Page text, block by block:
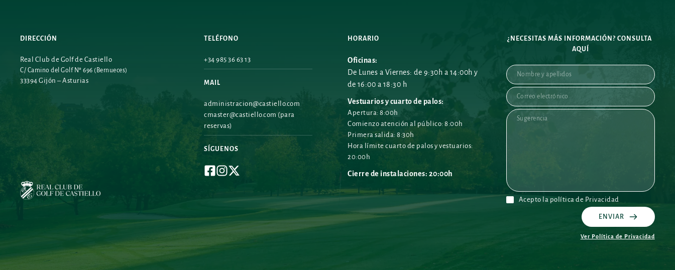
DIRECCIÓN
Real Club de Golf de Castiello
C/ Camino del Golf Nº 696 (Bernueces)
33394 Gijón – Asturias
TELÉFONO
+34 985 36 63 13
MAIL
administracion@castiello.com
cmaster@castiello.com (para
reservas)
SÍGUENOS
HORARIO
Oficinas:
De Lunes a Viernes: de 9:30h a 14:00h y
de 16:00 a 18:30 h
Vestuarios y cuarto de palos:
Apertura: 8:00h
Comienzo atención al público: 8:00h
Primera salida: 8:30h
Hora límite cuarto de palos y vestuarios:
20:00h
Cierre de instalaciones: 20:00h
¿NECESITAS MÁS INFORMACIÓN? CONSULTA
AQUÍ
Acepto la política de Privacidad
ENVIAR
Ver Política de Privacidad